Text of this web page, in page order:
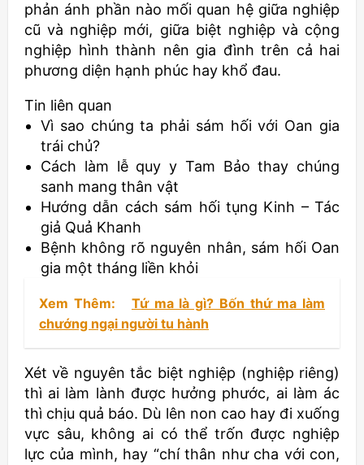
phản ánh phần nào mối quan hệ giữa nghiệp
cũ và nghiệp mới, giữa biệt nghiệp và cộng
nghiệp hình thành nên gia đình trên cả hai
phương diện hạnh phúc hay khổ đau.
Tin liên quan
Vì sao chúng ta phải sám hối với Oan gia
trái chủ?
Cách làm lễ quy y Tam Bảo thay chúng
sanh mang thân vật
Hướng dẫn cách sám hối tụng Kinh – Tác
giả Quả Khanh
Bệnh không rõ nguyên nhân, sám hối Oan
gia một tháng liền khỏi
Xem Thêm:
Tứ ma là gì? Bốn thứ ma làm
chướng ngại người tu hành
Xét về nguyên tắc biệt nghiệp (nghiệp riêng)
thì ai làm lành được hưởng phước, ai làm ác
thì chịu quả báo. Dù lên non cao hay đi xuống
vực sâu, không ai có thể trốn được nghiệp
lực của mình, hay “chí thân như cha với con,